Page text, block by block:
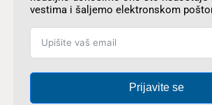
vestima i šaljemo elektronskom
Prijavite se